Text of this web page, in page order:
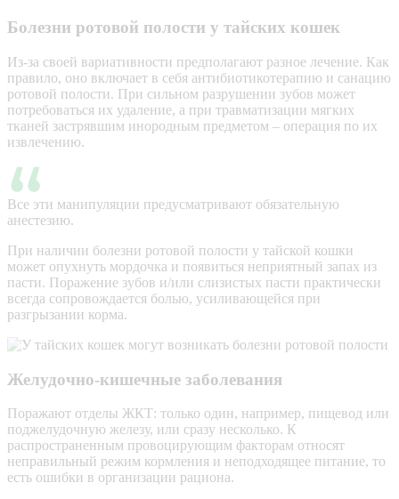
Болезни ротовой полости у тайских кошек
Из-за своей вариативности предполагают разное лечение. Как
правило, оно включает в себя антибиотикотерапию и санацию
ротовой полости. При сильном разрушении зубов может
потребоваться их удаление, а при травматизации мягких
тканей застрявшим инородным предметом – операция по их
извлечению.
Все эти манипуляции предусматривают обязательную
анестезию.
При наличии болезни ротовой полости у тайской кошки
может опухнуть мордочка и появиться неприятный запах из
пасти. Поражение зубов и/или слизистых пасти практически
всегда сопровождается болью, усиливающейся при
разгрызании корма.
Желудочно-кишечные заболевания
Поражают отделы ЖКТ: только один, например, пищевод или
поджелудочную железу, или сразу несколько. К
распространенным провоцирующим факторам относят
неправильный режим кормления и неподходящее питание, то
есть ошибки в организации рациона.